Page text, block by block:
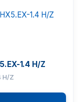
1.4 H/Z
H/Z